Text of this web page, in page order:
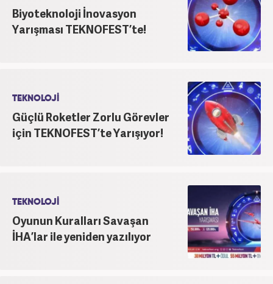
Biyoteknoloji İnovasyon
Yarışması TEKNOFEST’te!
TEKNOLOJİ
Güçlü Roketler Zorlu Görevler
için TEKNOFEST’te Yarışıyor!
TEKNOLOJİ
Oyunun Kuralları Savaşan
İHA’lar ile yeniden yazılıyor